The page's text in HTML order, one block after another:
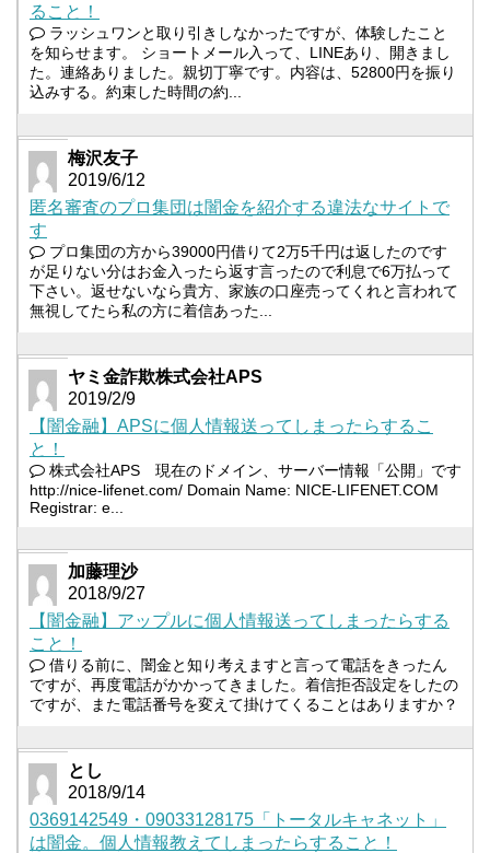
ること！
ラッシュワンと取り引きしなかったですが、体験したこと
を知らせます。 ショートメール入って、LINEあり、開きまし
た。連絡ありました。親切丁寧です。内容は、52800円を振り
込みする。約束した時間の約...
梅沢友子
2019/6/12
匿名審査のプロ集団は闇金を紹介する違法なサイトで
す
プロ集団の方から39000円借りて2万5千円は返したのです
が足りない分はお金入ったら返す言ったので利息で6万払って
下さい。返せないなら貴方、家族の口座売ってくれと言われて
無視してたら私の方に着信あった...
ヤミ金詐欺株式会社APS
2019/2/9
【闇金融】APSに個人情報送ってしまったらするこ
と！
株式会社APS 現在のドメイン、サーバー情報「公開」です
http://nice-lifenet.com/ Domain Name: NICE-LIFENET.COM
Registrar: e...
加藤理沙
2018/9/27
【闇金融】アップルに個人情報送ってしまったらする
こと！
借りる前に、闇金と知り考えますと言って電話をきったん
ですが、再度電話がかかってきました。着信拒否設定をしたの
ですが、また電話番号を変えて掛けてくることはありますか？
とし
2018/9/14
0369142549・09033128175「トータルキャネット」
は闇金。個人情報教えてしまったらすること！